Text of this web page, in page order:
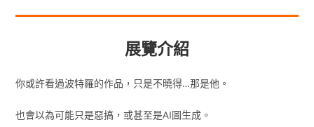
展覽介紹
你或許看過波特羅的作品，只是不曉得…那是他。
也會以為可能只是惡搞，或甚至是AI圖生成。